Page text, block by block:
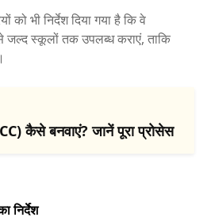
को भी निर्देश दिया गया है कि वे
जल्द स्कूलों तक उपलब्ध कराएं, ताकि
कैसे बनवाएं? जानें पूरा प्रोसेस
निर्देश